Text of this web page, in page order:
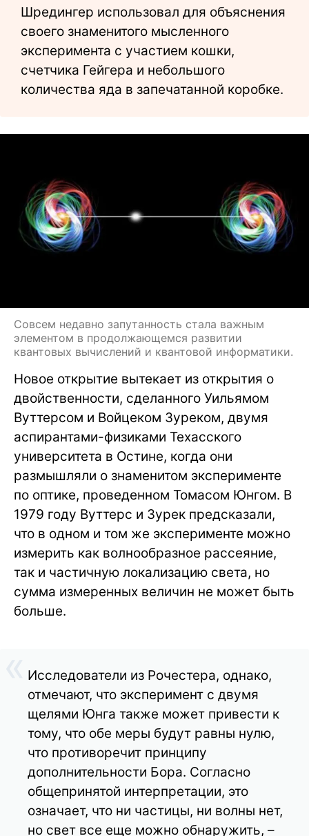
Шредингер использовал для объяснения
своего знаменитого мысленного
эксперимента с участием кошки,
счетчика Гейгера и небольшого
количества яда в запечатанной коробке.
Совсем недавно запутанность стала важным
элементом в продолжающемся развитии
квантовых вычислений и квантовой информатики.
Новое открытие вытекает из открытия о
двойственности, сделанного Уильямом
Вуттерсом и Войцеком Зуреком, двумя
аспирантами-физиками Техасского
университета в Остине, когда они
размышляли о знаменитом эксперименте
по оптике, проведенном Томасом Юнгом. В
1979 году Вуттерс и Зурек предсказали,
что в одном и том же эксперименте можно
измерить как волнообразное рассеяние,
так и частичную локализацию света, но
сумма измеренных величин не может быть
больше.
Исследователи из Рочестера, однако,
отмечают, что эксперимент с двумя
щелями Юнга также может привести к
тому, что обе меры будут равны нулю,
что противоречит принципу
дополнительности Бора. Согласно
общепринятой интерпретации, это
означает, что ни частицы, ни волны нет,
но свет все еще можно обнаружить, –